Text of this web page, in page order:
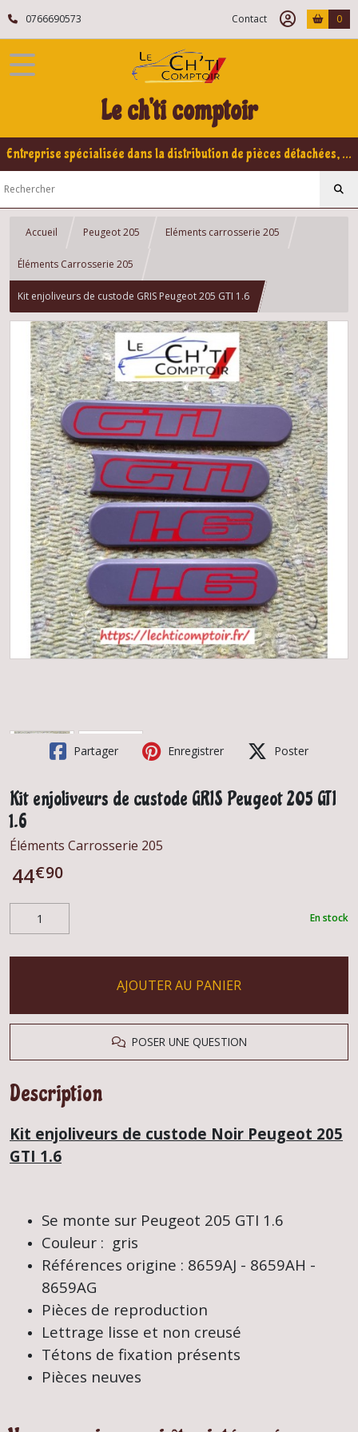
0766690573 Contact 0
Le ch'ti comptoir
Entreprise spécialisée dans la distribution de pièces détachées, refabrication pour voitures Yountimers Peugeot 205 GTI, 309 GTI - GTI16
Accueil Peugeot 205 Eléments carrosserie 205
Éléments Carrosserie 205
Kit enjoliveurs de custode GRIS Peugeot 205 GTI 1.6
Partager Enregistrer Poster
Kit enjoliveurs de custode GRIS Peugeot 205 GTI
1.6
Éléments Carrosserie 205
44€90
En stock
AJOUTER AU PANIER
POSER UNE QUESTION
Description
Kit enjoliveurs de custode Noir Peugeot 205
GTI 1.6
Se monte sur Peugeot 205 GTI 1.6
Couleur : gris
Références origine : 8659AJ - 8659AH -
8659AG
Pièces de reproduction
Lettrage lisse et non creusé
Tétons de fixation présents
Pièces neuves